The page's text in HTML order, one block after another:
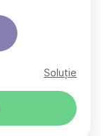
Soluție